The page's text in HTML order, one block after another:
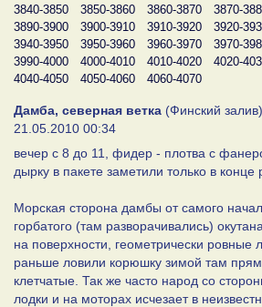
3840-3850
3850-3860 3860-3870 3870-
3890-3900
3900-3910 3910-3920 3920-
3940-3950
3950-3960 3960-3970 3970-
3990-4000
4000-4010 4010-4020 4020-
4040-4050
4050-4060 4060-4070
Дамба, северная ветка (Финский залив)
21.05.2010 00:34
вечер с 8 до 11, фидер - плотва с
дырку в пакете заметили только в конце
Морская сторона дамбы от самого
горбатого (там разворачивались)
на поверхности, геометрически ровные
раньше ловили корюшку зимой там прям
клетчатые. Так же часто народ со
лодки и на моторах исчезает в